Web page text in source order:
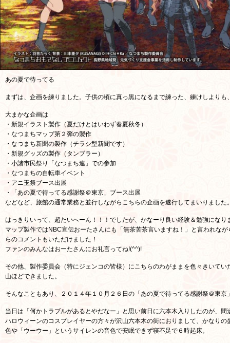
あの夏で待ってる
まずは、企画を練りました。子供の頃に真っ黒になるまで練った、練けしよりも
大まかな企画は
・新規イラスト製作（夏だけとはいわず春夏秋冬）
・なつまちマップ第２弾の製作
・なつまち新聞の製作（チラシ型新聞です）
・新規グッズの製作（タンブラー）
・小諸市民祭り「なつまち連」での参加
・なつまちの自転車イベント
・アニ玉祭ブース出展
・「あの夏で待ってる感謝祭＠東京」ブース出展
などなど、旅館の通常業務と並行しながらこちらの企画を遂行してまいりました
はっきりいって、超たいへーん！！！でしたが、かなーり良い経験＆勉強になり
マップ製作ではNBC宣伝おーたさんにも「無茶苦茶言いますね！」と言われな
らのコメントもいただけました！
ファンのみんなはおーたさんにお礼言ってね!(^^)!
その他、製作委員会（特にジェンコの皆様）にこちらのわがままを色々きいて
山ほどできました。
そんなこともあり、２０１４年１０月２６日の「あの夏で待ってる感謝祭＠東
当日は「何かトラブルがあるとやだなー」と思い前日に六本木入りしたのが、間
ハロウィーンのコスプレイヤーの方々が沢山六本木の街におりまして、かなり
色や「ウーウー」というサイレンの音色で安眠できず寝不足で６時起床。